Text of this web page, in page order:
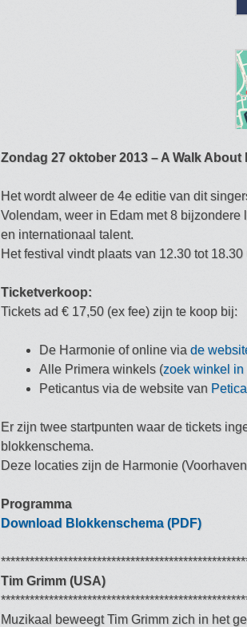
Zondag 27 oktober 2013 – A Walk About
Het wordt alweer de 4e editie van dit
Volendam, weer in Edam met 8
en internationaal talent.
Het festival vindt plaats van 12.30 tot 18.30
Ticketverkoop:
Tickets ad € 17,50 (ex fee) zijn te koop bij:
De Harmonie of online via de
Alle Primera winkels (zoek winkel in
Peticantus via de website van
Er zijn twee startpunten waar de tickets
blokkenschema.
Deze locaties zijn de Harmonie
Programma
Download Blokkenschema (PDF)
Tim Grimm (USA)
Muzikaal beweegt Tim Grimm zich in het